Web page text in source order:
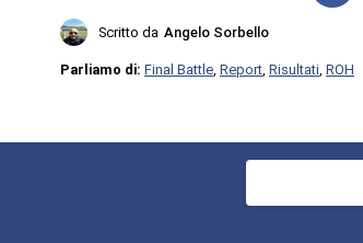
Scritto da Angelo Sorbello
Parliamo di: Final Battle Report Risultati ROH
Ricerca